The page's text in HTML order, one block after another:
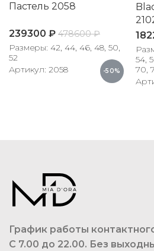
-50%
Пастель 2058
239300 ₽ 478600₽
Размеры: 42, 44, 46, 48, 50,
52
Артикул: 2058
54,
70,
График работы
С 7.00 до 22.00. Без